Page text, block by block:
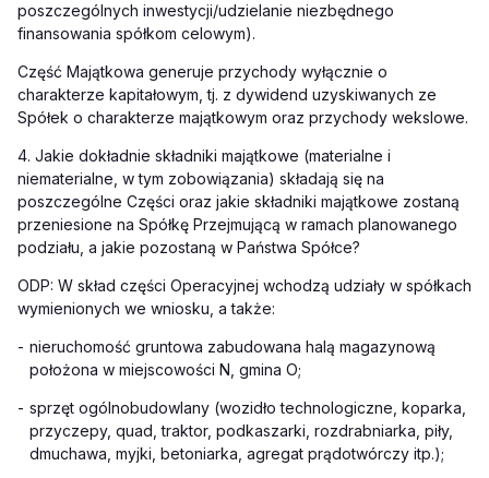
poszczególnych inwestycji/udzielanie niezbędnego
finansowania spółkom celowym).
Część Majątkowa generuje przychody wyłącznie o
charakterze kapitałowym, tj. z dywidend uzyskiwanych ze
Spółek o charakterze majątkowym oraz przychody wekslowe.
4. Jakie dokładnie składniki majątkowe (materialne i
niematerialne, w tym zobowiązania) składają się na
poszczególne Części oraz jakie składniki majątkowe zostaną
przeniesione na Spółkę Przejmującą w ramach planowanego
podziału, a jakie pozostaną w Państwa Spółce?
ODP: W skład części Operacyjnej wchodzą udziały w spółkach
wymienionych we wniosku, a także:
- nieruchomość gruntowa zabudowana halą magazynową
położona w miejscowości N, gmina O;
- sprzęt ogólnobudowlany (wozidło technologiczne, koparka,
przyczepy, quad, traktor, podkaszarki, rozdrabniarka, piły,
dmuchawa, myjki, betoniarka, agregat prądotwórczy itp.);